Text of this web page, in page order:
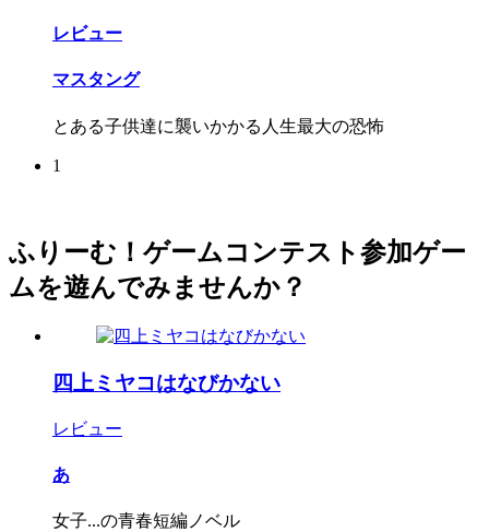
レビュー
マスタング
とある子供達に襲いかかる人生最大の恐怖
1
ふりーむ！ゲームコンテスト参加ゲー
ムを遊んでみませんか？
四上ミヤコはなびかない
レビュー
あ
女子...の青春短編ノベル